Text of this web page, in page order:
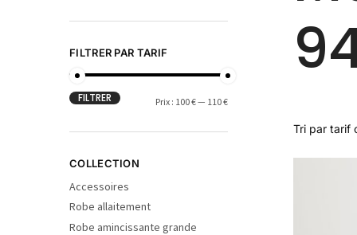
FILTRER PAR TARIF
FILTRER Prix : 100 €— 110 €
COLLECTION
Accessoires
Robe allaitement
Robe amincissante grande